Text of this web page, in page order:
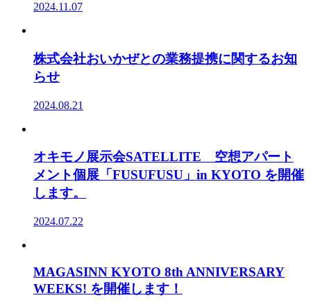
2024.11.07
株式会社おいかぜとの業務提携に関するお知
らせ
2024.08.21
オキモノ展示会SATELLITE 空想アパート
メント個展「FUSUFUSU」in KYOTO を開催
します。
2024.07.22
MAGASINN KYOTO 8th ANNIVERSARY
WEEKS! を開催します！